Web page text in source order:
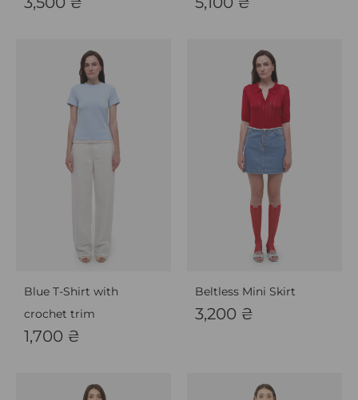
Blue T-Shirt with
crochet trim
1,700 ₴
Beltless Mini Skirt
3,200 ₴